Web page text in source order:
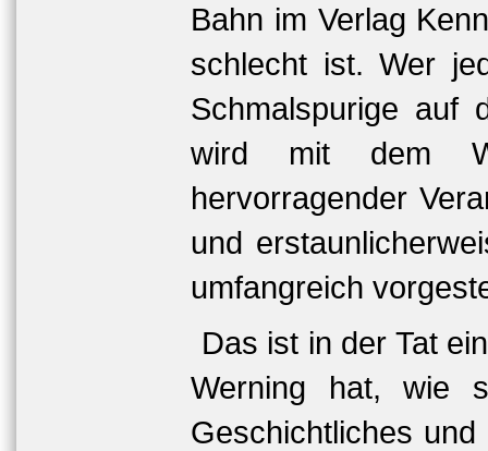
Bahn im Verlag
schlecht ist. Wer
Schmalspurige auf
wird mit dem
hervorragender
und
umfangreich
Das ist in der Tat
Werning hat, wie
Geschichtliches